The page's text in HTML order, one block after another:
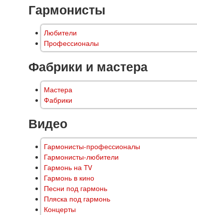
Гармонисты
Любители
Профессионалы
Фабрики и мастера
Мастера
Фабрики
Видео
Гармонисты-профессионалы
Гармонисты-любители
Гармонь на TV
Гармонь в кино
Песни под гармонь
Пляска под гармонь
Концерты